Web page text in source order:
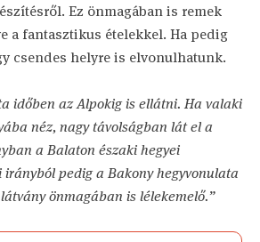
Ez önmagában is remek
a fantasztikus ételekkel. Ha pedig
csendes helyre is elvonulhatunk.
időben az Alpokig is ellátni. Ha valaki
néz, nagy távolságban lát el a
a Balaton északi hegyei
pedig a Bakony hegyvonulata
önmagában is lélekemelő.”